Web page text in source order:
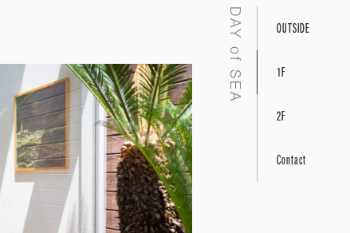
DAY of SEA OUTSIDE
1F
2F
Contact